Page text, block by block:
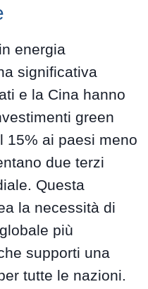
energia
significativa
e la Cina hanno
green
15% ai paesi meno
due terzi
Questa
la necessità di
più
supporti una
tutte le nazioni.